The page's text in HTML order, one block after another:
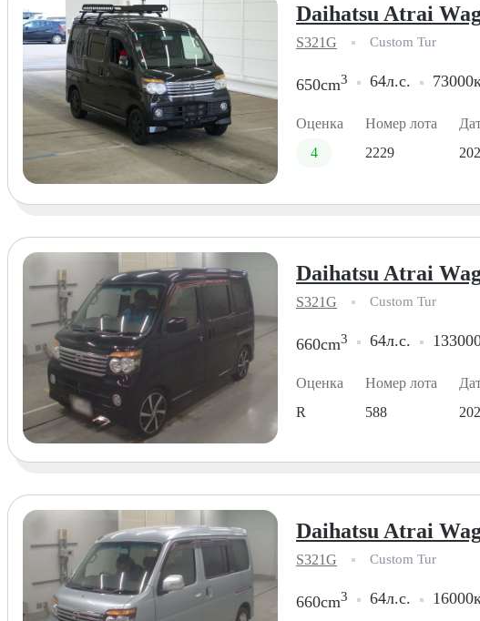
Daihatsu Atrai
S321G Custom Tur
650cm3 64л.с.
Оценка
4
Номер лота
2229
Daihatsu Atrai
S321G Custom Tur
660cm3 64л.с.
Оценка
R
Номер лота
588
Daihatsu Atrai
S321G Custom Tur
660cm3 64л.с.